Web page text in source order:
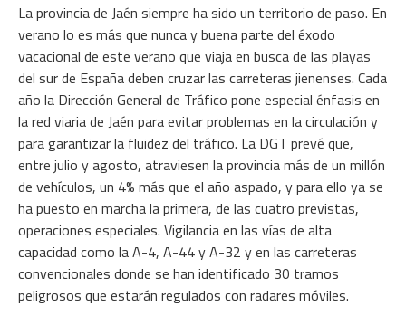
La provincia de Jaén siempre ha sido un territorio de paso. En
verano lo es más que nunca y buena parte del éxodo
vacacional de este verano que viaja en busca de las playas
del sur de España deben cruzar las carreteras jienenses. Cada
año la Dirección General de Tráfico pone especial énfasis en
la red viaria de Jaén para evitar problemas en la circulación y
para garantizar la fluidez del tráfico. La DGT prevé que,
entre julio y agosto, atraviesen la provincia más de un millón
de vehículos, un 4% más que el año aspado, y para ello ya se
ha puesto en marcha la primera, de las cuatro previstas,
operaciones especiales. Vigilancia en las vías de alta
capacidad como la A-4, A-44 y A-32 y en las carreteras
convencionales donde se han identificado 30 tramos
peligrosos que estarán regulados con radares móviles.